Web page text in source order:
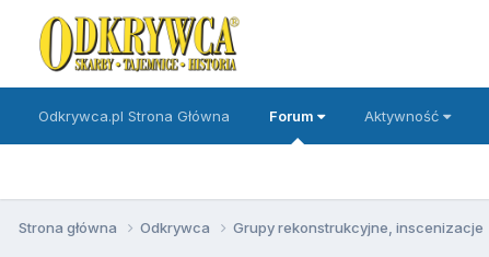
Odkrywca.pl Strona Główna Forum Aktywność
Strona główna Odkrywca Grupy rekonstrukcyjne, inscenizacje